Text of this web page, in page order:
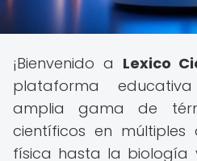
¡Bienvenido a Lexico
plataforma
amplia gama de
científicos en múltiples
física hasta la biología